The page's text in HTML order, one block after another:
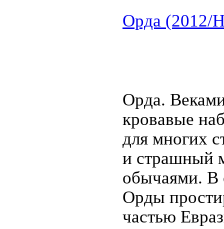
Орда (2012/
Орда.
кровавые
для многих
и страшный
обычаями. В
Орды
частью